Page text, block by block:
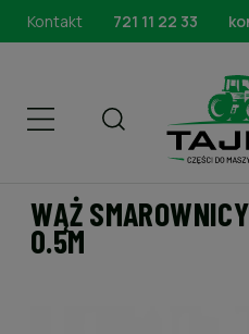
Kontakt 721 11 22 33
WĄŻ
0.5M